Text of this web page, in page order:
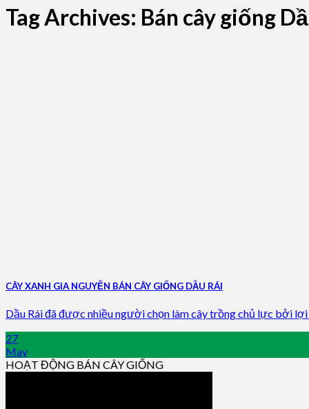
Tag Archives: Bán cây giống
CÂY XANH GIA NGUYỄN BÁN CÂY GIỐNG DẦU RÁI
Dầu Rái đã được nhiều người chọn làm cây trồng chủ lực bởi lợi
27
May
HOẠT ĐỘNG BÁN CÂY GIỐNG